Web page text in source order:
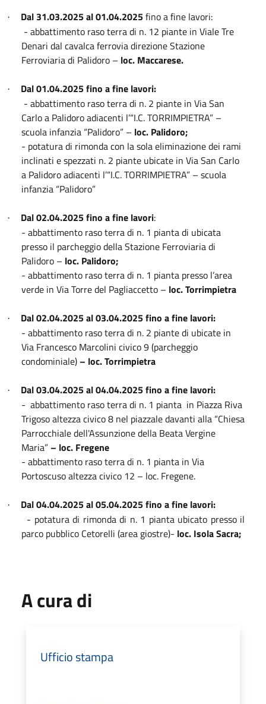
· Dal 31.03.2025 al 01.04.2025fino a fine lavori:
- abbattimento raso terra di n. 12 piante in Viale Tre
Denari dal cavalca ferrovia direzione Stazione
Ferroviaria di Palidoro – loc. Maccarese.
·
Dal 01.04.2025 fino a fine lavori:
- abbattimento raso terra di n. 2 piante in Via San
Carlo a Palidoro adiacenti l’“I.C. TORRIMPIETRA” –
scuola infanzia “Palidoro” – loc. Palidoro;
- potatura di rimonda con la sola eliminazione dei rami
inclinati e spezzati n. 2 piante ubicate in Via San Carlo
a Palidoro adiacenti l’“I.C. TORRIMPIETRA” – scuola
infanzia “Palidoro”
· Dal 02.04.2025 fino a fine lavori:
- abbattimento raso terra di n. 1 pianta di ubicata
presso il parcheggio della Stazione Ferroviaria di
Palidoro – loc. Palidoro;
- abbattimento raso terra di n. 1 pianta presso l’area
verde in Via Torre del Pagliaccetto – loc. Torrimpietra
·
Dal 02.04.2025 al 03.04.2025 fino a fine lavori:
- abbattimento raso terra di n. 2 piante di ubicate in
Via Francesco Marcolini civico 9 (parcheggio
condominiale) – loc. Torrimpietra
·
Dal 03.04.2025 al 04.04.2025 fino a fine lavori:
- abbattimento raso terra di n. 1 pianta in Piazza Riva
Trigoso altezza civico 8 nel piazzale davanti alla “Chiesa
Parrocchiale dell'Assunzione della Beata Vergine
Maria” – loc. Fregene
- abbattimento raso terra di n. 1 pianta in Via
Portoscuso altezza civico 12 – loc. Fregene.
·
Dal 04.04.2025 al 05.04.2025 fino a fine lavori:
- potatura di rimonda di n. 1 pianta ubicato presso il
parco pubblico Cetorelli (area giostre)- loc. Isola Sacra;
A cura di
Ufficio stampa